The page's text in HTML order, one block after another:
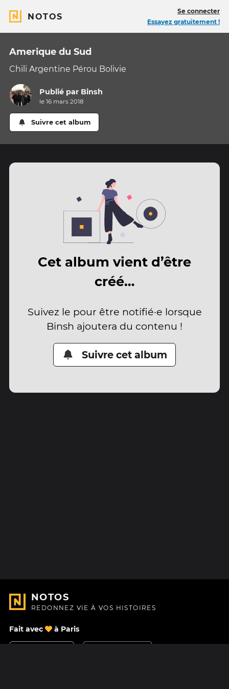
NOTOS
Se connecter
Essayez gratuitement !
Amerique du Sud
Chili Argentine Pérou Bolivie
Publié par Binsh
le 16 mars 2018
Suivre cet album
Cet album vient d’être
créé…
Suivez le pour être notifié·e lorsque
Binsh ajoutera du contenu !
Suivre cet album
NOTOS
REDONNEZ VIE À VOS HISTOIRES
Fait avec à Paris